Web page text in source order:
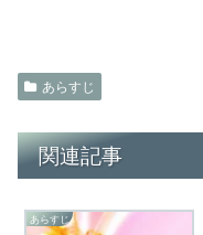
あらすじ
関連記事
あらすじ